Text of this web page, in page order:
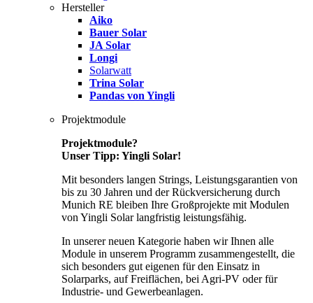
Hersteller
Aiko
Bauer Solar
JA Solar
Longi
Solarwatt
Trina Solar
Pandas von Yingli
Projektmodule
Projektmodule?
Unser Tipp: Yingli Solar!
Mit besonders langen Strings, Leistungsgarantien von
bis zu 30 Jahren und der Rückversicherung durch
Munich RE bleiben Ihre Großprojekte mit Modulen
von Yingli Solar langfristig leistungsfähig.
In unserer neuen Kategorie haben wir Ihnen alle
Module in unserem Programm zusammengestellt, die
sich besonders gut eigenen für den Einsatz in
Solarparks, auf Freiflächen, bei Agri-PV oder für
Industrie- und Gewerbeanlagen.